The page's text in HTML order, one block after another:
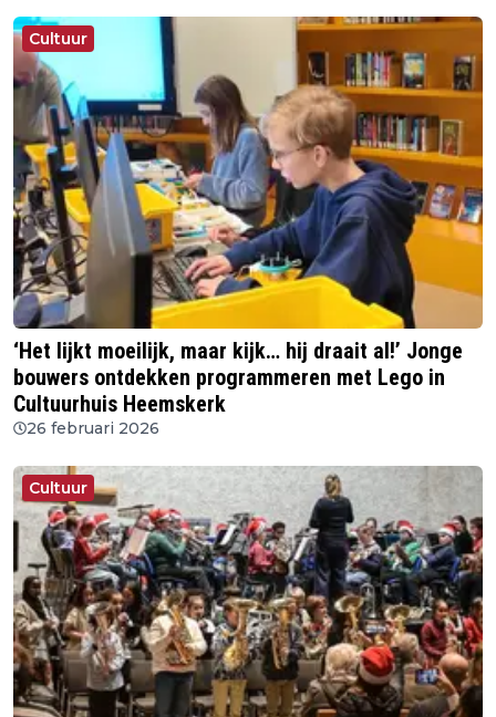
Cultuur
‘Het lijkt moeilijk, maar kijk… hij draait al!’ Jonge
bouwers ontdekken programmeren met Lego in
Cultuurhuis Heemskerk
26 februari 2026
Cultuur